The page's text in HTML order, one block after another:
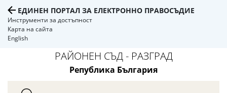
ЕДИНЕН ПОРТАЛ ЗА ЕЛЕКТРОННО ПРАВОСЪДИЕ
Инструменти за достъпност
Карта на сайта
English
РАЙОНЕН СЪД - РАЗГРАД
Република България